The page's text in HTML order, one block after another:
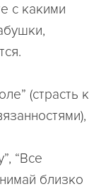
с какими
(страсть к
“Все
близко